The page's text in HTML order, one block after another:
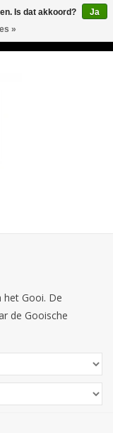
het Gooi. De
de Gooische
Is dat akkoord?
Ja
»